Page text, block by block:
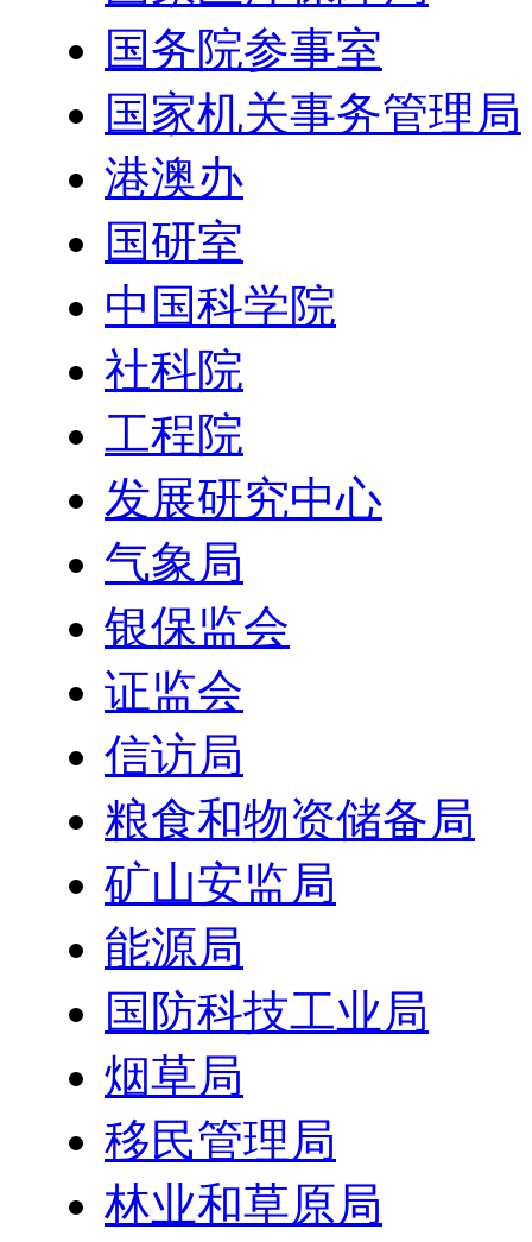
国务院参事室
国家机关事务管理局
港澳办
国研室
中国科学院
社科院
工程院
发展研究中心
气象局
银保监会
证监会
信访局
粮食和物资储备局
矿山安监局
能源局
国防科技工业局
烟草局
移民管理局
林业和草原局